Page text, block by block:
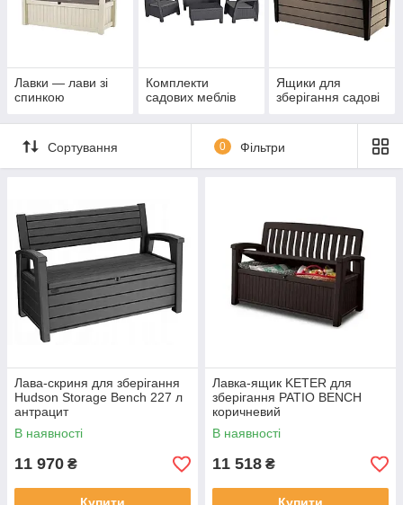
Лавки — лави зі
спинкою
Комплекти
садових меблів
Ящики для
зберігання садові
Сортування 0 Фільтри
Лава-скриня для зберігання
Hudson Storage Bench 227 л
антрацит
В наявності
11 970 ₴
Лавка-ящик KETER для
зберігання PATIO BENCH
коричневий
В наявності
11 518 ₴